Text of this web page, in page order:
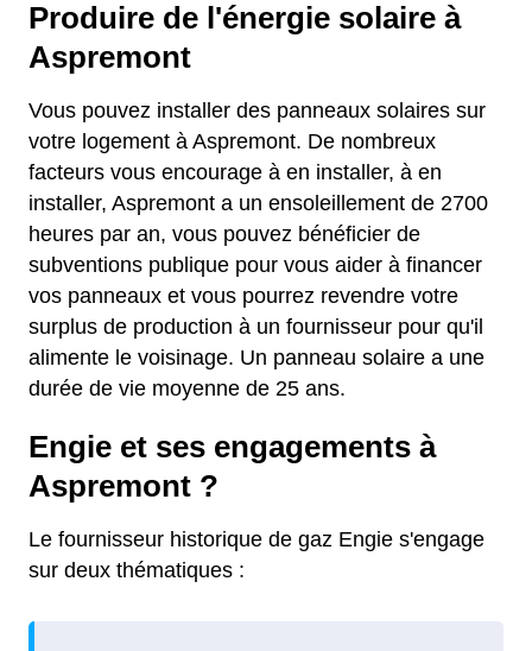
Produire de l'énergie solaire à
Aspremont
Vous pouvez installer des panneaux solaires sur
votre logement à Aspremont. De nombreux
facteurs vous encourage à en installer, à en
installer, Aspremont a un ensoleillement de 2700
heures par an, vous pouvez bénéficier de
subventions publique pour vous aider à financer
vos panneaux et vous pourrez revendre votre
surplus de production à un fournisseur pour qu'il
alimente le voisinage. Un panneau solaire a une
durée de vie moyenne de 25 ans.
Engie et ses engagements à
Aspremont ?
Le fournisseur historique de gaz Engie s'engage
sur deux thématiques :